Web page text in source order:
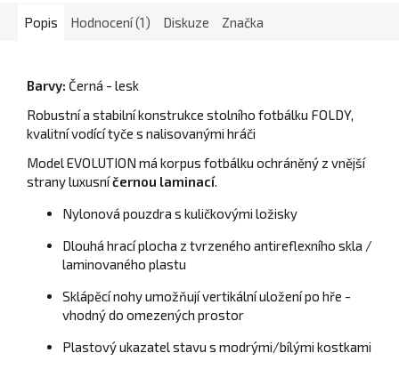
Popis Hodnocení (1) Diskuze Značka
Barvy: Černá - lesk
Robustní a stabilní konstrukce stolního fotbálku FOLDY,
kvalitní vodící tyče s nalisovanými hráči
Model EVOLUTION má korpus fotbálku ochráněný z vnější
strany luxusníčernou laminací.
Nylonová pouzdra s kuličkovými ložisky
Dlouhá hrací plocha z tvrzeného antireflexního skla /
laminovaného plastu
Sklápěcí nohy umožňují vertikální uložení po hře -
vhodný do omezených prostor
Plastový ukazatel stavu s modrými/bílými kostkami